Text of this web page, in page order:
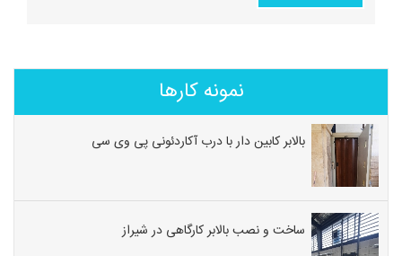
نمونه کارها
بالابر کابین دار با درب آکاردئونی پی وی سی
ساخت و نصب بالابر کارگاهی در شیراز